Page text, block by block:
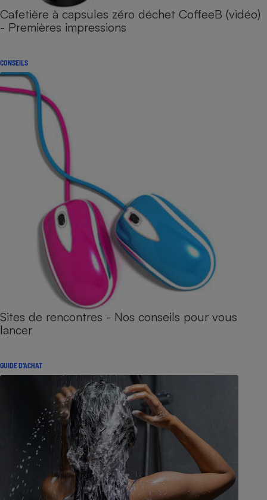
Cafetière à capsules zéro déchet CoffeeB (vidéo)
- Premières impressions
CONSEILS
Sites de rencontres - Nos conseils pour vous
lancer
GUIDE D'ACHAT